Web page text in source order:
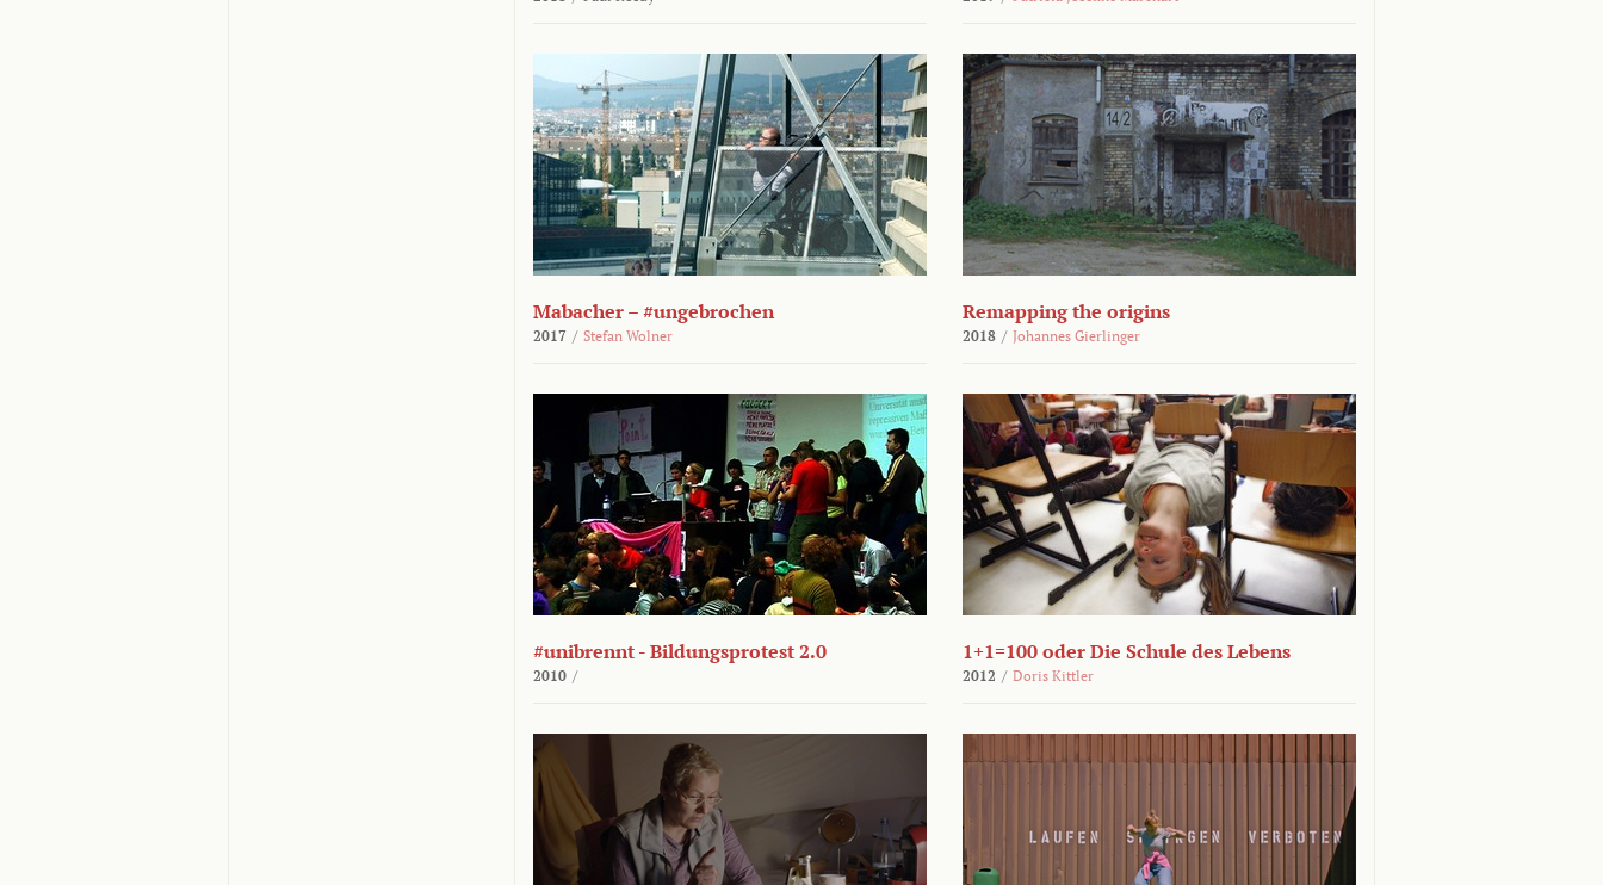
Mabacher – #ungebrochen
2017 / Stefan Wolner
Remapping the origins
2018 / Johannes Gierlinger
#unibrennt - Bildungsprotest 2.0
2010 /
1+1=100 oder Die Schule des Lebens
2012 / Doris Kittler